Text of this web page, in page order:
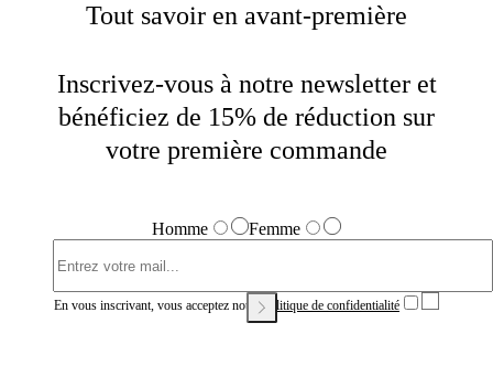
Tout savoir en avant-première
Inscrivez-vous à notre newsletter et
bénéficiez de 15% de réduction sur
votre première commande
Homme Femme
En vous inscrivant, vous acceptez notrePolitique de confidentialité